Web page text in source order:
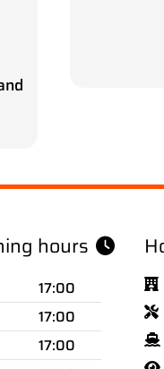
hours
17:00
17:00
17:00